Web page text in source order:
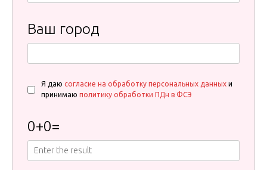
Ваш город
Я даю согласие на обработку персональных данных и
принимаю политику обработки ПДн в ФСЭ
0+0=